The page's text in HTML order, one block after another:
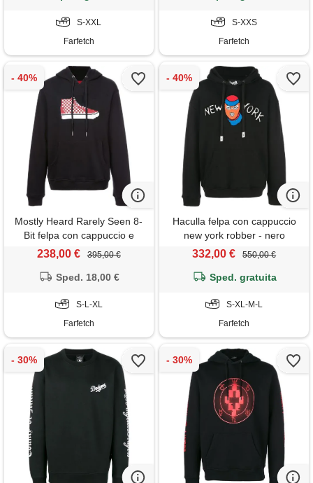
S-XXL
Farfetch
S-XXS
Farfetch
Mostly Heard Rarely Seen 8-
Bit felpa con cappuccio e
stampa - nero
238,00 € 395,00 €
Sped. 18,00 €
S-L-XL
Farfetch
Haculla felpa con cappuccio
new york robber - nero
332,00 € 550,00 €
Sped. gratuita
S-XL-M-L
Farfetch